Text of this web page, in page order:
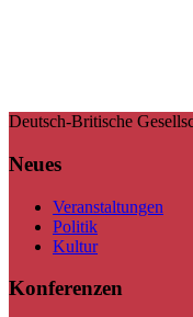
Deutsch-Britische
Neues
Veranstaltungen
Politik
Kultur
Konferenzen